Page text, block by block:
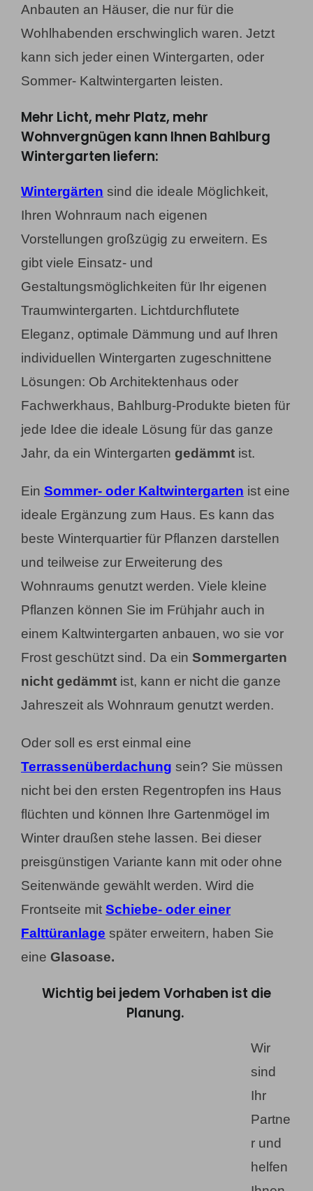
Anbauten an Häuser, die nur für die
Wohlhabenden erschwinglich waren. Jetzt
kann sich jeder einen Wintergarten, oder
Sommer- Kaltwintergarten leisten.
Mehr Licht, mehr Platz, mehr
Wohnvergnügen kann Ihnen Bahlburg
Wintergarten liefern:
Wintergärten sind die ideale Möglichkeit,
Ihren Wohnraum nach eigenen
Vorstellungen großzügig zu erweitern. Es
gibt viele Einsatz- und
Gestaltungsmöglichkeiten für Ihr eigenen
Traumwintergarten. Lichtdurchflutete
Eleganz, optimale Dämmung und auf Ihren
individuellen Wintergarten zugeschnittene
Lösungen: Ob Architektenhaus oder
Fachwerkhaus, Bahlburg-Produkte bieten für
jede Idee die ideale Lösung für das ganze
Jahr, da ein Wintergarten gedämmt ist.
Ein Sommer- oder Kaltwintergarten ist eine
ideale Ergänzung zum Haus. Es kann das
beste Winterquartier für Pflanzen darstellen
und teilweise zur Erweiterung des
Wohnraums genutzt werden. Viele kleine
Pflanzen können Sie im Frühjahr auch in
einem Kaltwintergarten anbauen, wo sie vor
Frost geschützt sind. Da ein Sommergarten
nicht gedämmt ist, kann er nicht die ganze
Jahreszeit als Wohnraum genutzt werden.
Oder soll es erst einmal eine
Terrassenüberdachung sein? Sie müssen
nicht bei den ersten Regentropfen ins Haus
flüchten und können Ihre Gartenmögel im
Winter draußen stehe lassen. Bei dieser
preisgünstigen Variante kann mit oder ohne
Seitenwände gewählt werden. Wird die
Frontseite mit Schiebe- oder einer
Falttüranlage später erweitern, haben Sie
eine Glasoase.
Wichtig bei jedem Vorhaben ist die
Planung.
Wir
sind
Ihr
Partne
r und
helfen